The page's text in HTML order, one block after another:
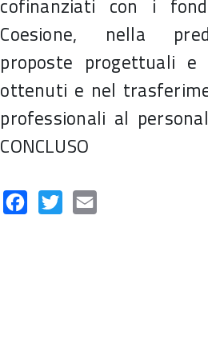
cofinanziati con i
Coesione, nella
proposte progettuali
ottenuti e nel
professionali al
CONCLUSO
FacebookTwitter